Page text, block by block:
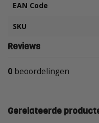
EAN Code
SKU
Reviews
0 beoordelingen
Gerelateerde